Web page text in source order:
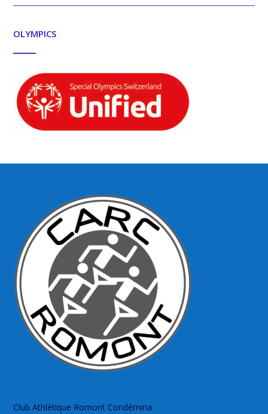
OLYMPICS
Club Athlétique Romont Condémina